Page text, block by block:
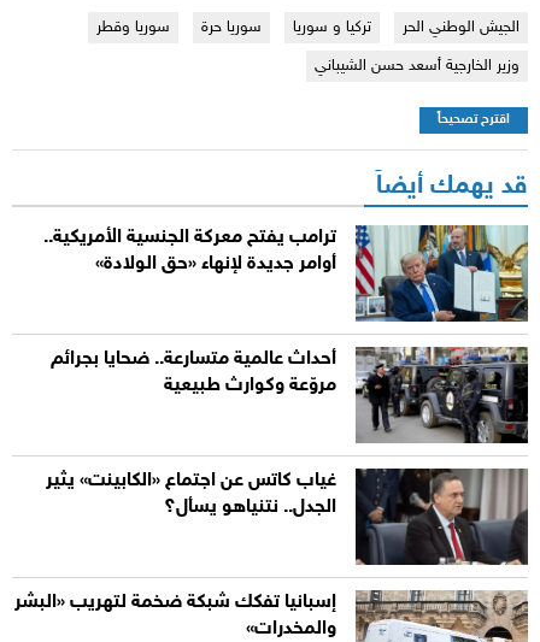
الجيش الوطني الحر تركيا و سوريا سوريا حرة
سوريا وقطر
وزير الخارجية أسعد حسن الشيباني
اقترح تصحيحاً
قد يهمك أيضاً
ترامب يفتح معركة الجنسية الأمريكية..
أوامر جديدة لإنهاء «حق الولادة»
أحداث عالمية متسارعة.. ضحايا بجرائم
مروّعة وكوارث طبيعية
غياب كاتس عن اجتماع «الكابينت» يثير
الجدل.. نتنياهو يسأل؟
إسبانيا تفكك شبكة ضخمة لتهريب «البشر
والمخدرات»